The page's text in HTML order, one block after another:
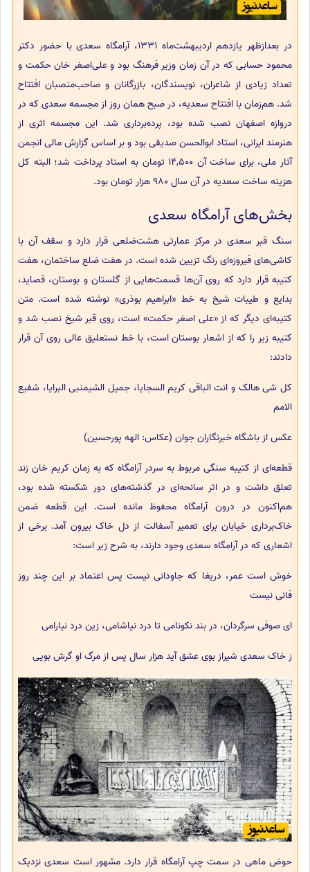
در بعدازظهر یازدهم اردیبهشت‌ماه 1331، آرامگاه سعدی با حضور دکتر
محمود حسابی که در آن زمان وزیر فرهنگ بود و علی‌اصغر خان حکمت و
تعداد زیادی از شاعران، نویسندگان، بازرگانان و صاحب‌منصبان افتتاح
‌شد. هم‌زمان با افتتاح سعدیه، در صبح‌‌ همان روز از مجسمه سعدی که در
دروازه اصفهان نصب شده بود، پرده‌برداری شد. این مجسمه اثری از
هنرمند ایرانی، استاد ابوالحسن صدیقی بود و بر اساس گزارش مالی انجمن
آثار ملی، برای ساخت آن 14,500 تومان به استاد پرداخت شد؛ البته کل
هزینه ساخت سعدیه در آن سال 980 هزار تومان بود.
بخش‌های آرامگاه سعدی
سنگ قبر سعدی در مرکز عمارتی هشت‌ضلعی قرار دارد و سقف آن با
کاشی‌های فیروزه‌ای رنگ تزیین شده‌ است. در هفت ضلع ساختمان، هفت
کتیبه قرار دارد که روی آن‌ها قسمت‌هایی از گلستان و بوستان، قصاید،
بدایع و طیبات شیخ به خط «ابراهیم بوذری» نوشته شده‌ است. متن
کتیبه‌ای دیگر که از «علی اصغر حکمت» است، روی قبر شیخ نصب شد و
کتیبه زیر را که از اشعار بوستان است، با خط نستعلیق عالی روی آن قرار
دادند:
کل شی هالک و انت الباقی کریم السجایا، جمیل الشیمنبی البرایا، شفیع
الامم
عکس از باشگاه خبرنگاران جوان (عکاس: الهه پورحسین)
قطعه‌‌ای از کتیبه سنگی مربوط به سردر آرامگاه که به زمان کریم خان زند
تعلق داشت و در اثر سانحه‌ای در گذشته‌های دور شکسته شده بود،
هم‌اکنون در درون آرامگاه محفوظ مانده‌ است. این قطعه ضمن
خاک‌برداری خیابان برای تعمیر آسفالت از دل خاک بیرون آمد. برخی از
اشعاری که در آرامگاه سعدی وجود دارند، به شرح زیر است:
خوش است عمر، دریغا که جاودانی نیست پس اعتماد بر این چند روز
فانی نیست
ای صوفی سرگردان، در بند نکونامی تا درد نیاشامی، زین درد نیارامی
ز خاک سعدی شیراز بوی عشق آید هزار سال پس از مرگ او گرش بویی
حوض ماهی در سمت چپ آرامگاه قرار دارد. مشهور است سعدی نزدیک